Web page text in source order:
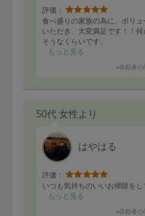
評価：
食べ盛りの家族の為に、ボリ
いただき、大変満足です！！
そうなくらいです。
もっと見る
※依頼者の
50代 女性より
はやはる
評価：
いつも気持ちのいいお掃除をし
もっと見る
※依頼者の